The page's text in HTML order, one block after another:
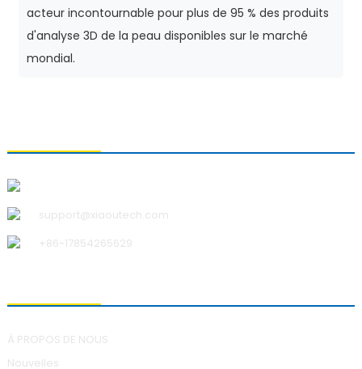
acteur incontournable pour plus de 95 % des produits
d'analyse 3D de la peau disponibles sur le marché
mondial.
support@xiaoutech.com
+86-17854265629
À PROPOS DE NOUS
Nouvelles